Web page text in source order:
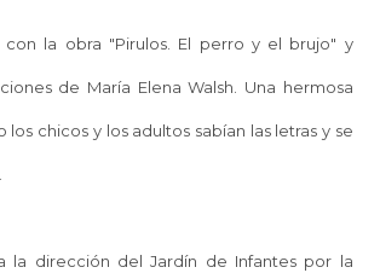
con la obra "Pirulos. El perro y el brujo" y
de María Elena Walsh. Una hermosa
chicos y los adultos sabían las letras y se
la dirección del Jardín de Infantes por la